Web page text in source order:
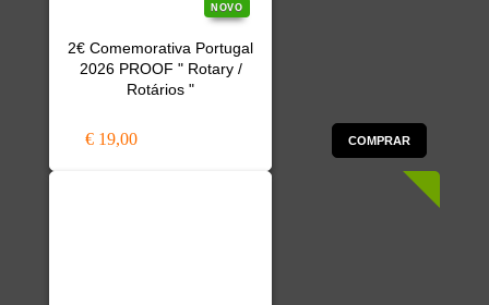
NOVO
2€ Comemorativa Portugal
2026 PROOF " Rotary /
Rotários "
€ 19,00 COMPRAR